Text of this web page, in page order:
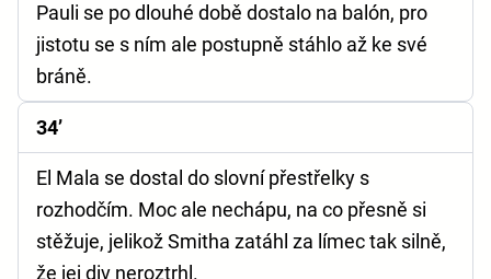
Pauli se po dlouhé době dostalo na balón, pro
jistotu se s ním ale postupně stáhlo až ke své
bráně.
34’
El Mala se dostal do slovní přestřelky s
rozhodčím. Moc ale nechápu, na co přesně si
stěžuje, jelikož Smitha zatáhl za límec tak silně,
že jej div neroztrhl.